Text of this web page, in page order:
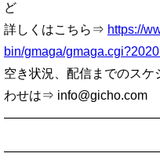
ど
詳しくはこちら⇒ https://
bin/gmaga/
空き状況、配信までのス
わせは⇒ info@gicho.com